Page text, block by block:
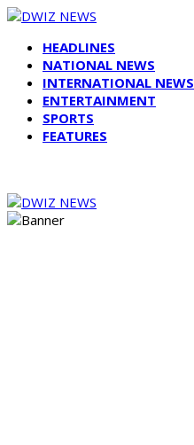
HEADLINES
NATIONAL NEWS
INTERNATIONAL NEWS
ENTERTAINMENT
SPORTS
FEATURES